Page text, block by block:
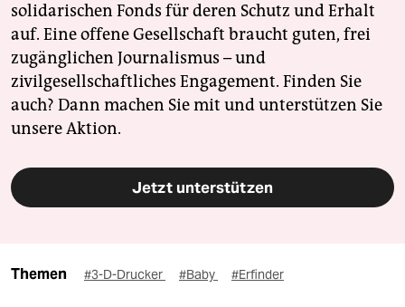
solidarischen Fonds für deren Schutz und Erhalt
auf. Eine offene Gesellschaft braucht guten, frei
zugänglichen Journalismus – und
zivilgesellschaftliches Engagement. Finden Sie
auch? Dann machen Sie mit und unterstützen Sie
unsere Aktion.
Jetzt unterstützen
Themen #3-D-Drucker #Baby #Erfinder